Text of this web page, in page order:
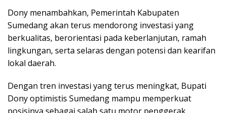
Dony menambahkan, Pemerintah Kabupaten
Sumedang akan terus mendorong investasi yang
berkualitas, berorientasi pada keberlanjutan, ramah
lingkungan, serta selaras dengan potensi dan kearifan
lokal daerah.
Dengan tren investasi yang terus meningkat, Bupati
Dony optimistis Sumedang mampu memperkuat